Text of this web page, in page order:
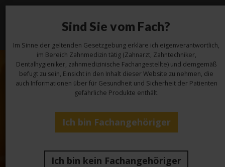
Sind Sie vom Fach?
Im Sinne der geltenden Gesetzgebung erkläre ich eigenverantwortlich,
im Bereich Zahnmedizin tätig (Zahnarzt, Zahntechniker,
Dentalhygieniker, zahnmedizinische Fachangestellte) und demgemäß
befugt zu sein, Einsicht in den Inhalt dieser Website zu nehmen, die
auch Informationen über für Gesundheit und Sicherheit der Patienten
gefährliche Produkte enthält.
Ich bin Fachangehöriger
Ich bin kein Fachangehöriger